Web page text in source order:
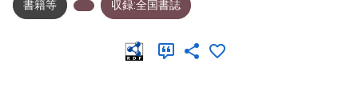
書籍等 収録:全国書誌